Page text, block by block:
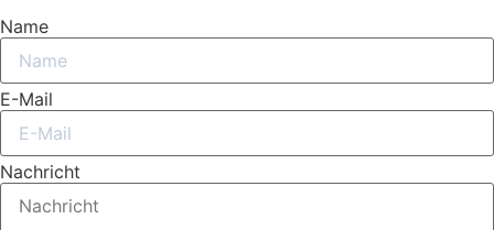
Name
E-Mail
Nachricht